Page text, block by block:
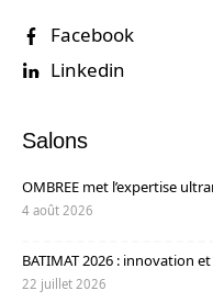
Facebook
Linkedin
Salons
OMBREE met l’expertise
4 août 2026
BATIMAT 2026 : innovation
22 juillet 2026